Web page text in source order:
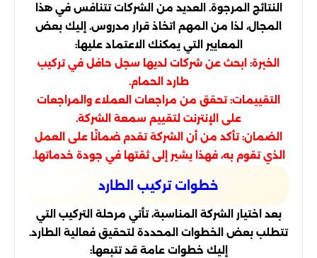
النتائج المرجوة. العديد من الشركات تتنافس في هذا
المجال، لذا من المهم اتخاذ قرار مدروس. إليك بعض
المعايير التي يمكنك الاعتماد عليها:
الخبرة: ابحث عن شركات لديها سجل حافل في تركيب
طارد الحمام.
التقييمات: تحقق من مراجعات العملاء والمراجعات
على الإنترنت لتقييم سمعة الشركة.
الضمان: تأكد من أن الشركة تقدم ضمانًا على العمل
الذي تقوم به، فهذا يشير إلى ثقتها في جودة خدماتها.
خطوات تركيب الطارد
بعد اختيار الشركة المناسبة، تأتي مرحلة التركيب التي
تتطلب بعض الخطوات المحددة لتحقيق فعالية الطارد.
إليك خطوات عامة قد تتبعها: